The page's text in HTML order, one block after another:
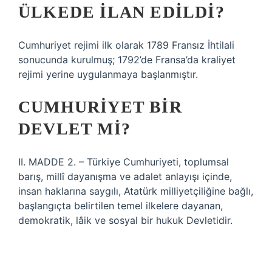
ÜLKEDE ILAN EDILDI?
Cumhuriyet rejimi ilk olarak 1789 Fransız İhtilali
sonucunda kurulmuş; 1792’de Fransa’da kraliyet
rejimi yerine uygulanmaya başlanmıştır.
CUMHURIYET BIR
DEVLET MI?
II. MADDE 2. – Türkiye Cumhuriyeti, toplumsal
barış, millî dayanışma ve adalet anlayışı içinde,
insan haklarına saygılı, Atatürk milliyetçiliğine bağlı,
başlangıçta belirtilen temel ilkelere dayanan,
demokratik, lâik ve sosyal bir hukuk Devletidir.